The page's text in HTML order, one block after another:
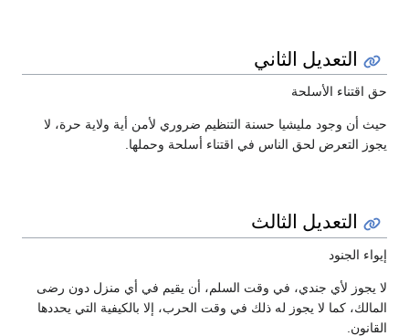
التعديل الثاني
حق اقتناء الأسلحة
حيث أن وجود مليشيا حسنة التنظيم ضروري لأمن أية ولاية حرة، لا
يجوز التعرض لحق الناس في اقتناء أسلحة وحملها.
التعديل الثالث
إيواء الجنود
لا يجوز لأي جندي، في وقت السلم، أن يقيم في أي منزل دون رضى
المالك، كما لا يجوز له ذلك في وقت الحرب، إلا بالكيفية التي يحددها
القانون.